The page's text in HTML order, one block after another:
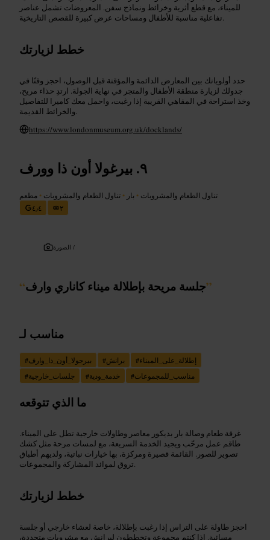
للميناء، مع قطع أثرية وخرائط ونماذج سفن. المعروضات تشمل عناصر
تفاعلية مناسبة للأطفال ومساحات عرض كبيرة للقصص التاريخية.
خطط لزيارتك
حدد أولوياتك بين المعارض الدائمة والمؤقتة قبل الوصول، احجز وقتًا في
جدولك لزيارة منطقة الأطفال والمتجر في نهاية الجولة. ارتدِ حذاء مريح،
وخذ استراحة في المقاهي القريبة إذا رغبت، واحمل معك كاميرا للتفاصيل
والخرائط القديمة.
https://www.londonmuseum.org.uk/docklands/
بيرغولا أون ذا وورف
تناول الطعام والمشروبات • بار • تناول الطعام والمشروبات • مطعم
٤٫٤
٢
الصورة /
“جلسة مريحة بإطلالة ميناء كاناري وارف”
مناسب لـ
#بيرجولا_أون_ذا_وارف #برانش #إطلالة_على_الميناء
#جلسات_خارجية #خدمة_ودية #مناسب_للمجموعات
ما الذي تتوقعه
غرفة طعام وصالة بار بديكور معاصر وطاولات خارجية تطل على الميناء.
طاقم عمل مرحّب ويجيد الخدمة السريعة، مع لمسات مرحة مثل كشك
تصوير للصور. القائمة قصيرة ومركزة، بها خيارات نباتية، ولديهم أطباق
تروق لموائد المشاركة والمجموعات.
خطط لزيارتك
احجز طاولة على التراس إذا رغبت بإطلالة، خاصة لعشاء خارجي أو جلسة
مسائية. إذا كنتم مجموعة وتخططون لبرانش مع مشروبات متجددة،